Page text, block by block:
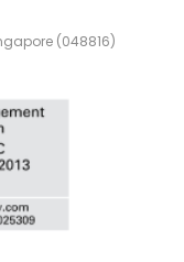
(048816)